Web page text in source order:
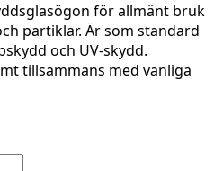
för allmänt bruk
partiklar. Är som standard
och UV-skydd.
tillsammans med vanliga